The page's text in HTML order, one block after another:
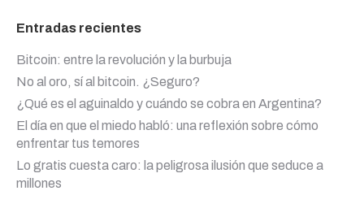
Entradas recientes
Bitcoin: entre la revolución y la burbuja
No al oro, sí al bitcoin. ¿Seguro?
¿Qué es el aguinaldo y cuándo se cobra en Argentina?
El día en que el miedo habló: una reflexión sobre cómo
enfrentar tus temores
Lo gratis cuesta caro: la peligrosa ilusión que seduce a
millones